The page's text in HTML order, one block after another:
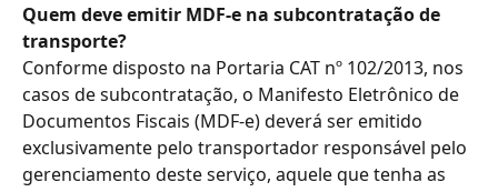
Quem deve emitir MDF-e na subcontratação de
transporte?
Conforme disposto na Portaria CAT nº 102/2013, nos
casos de subcontratação, o Manifesto Eletrônico de
Documentos Fiscais (MDF-e) deverá ser emitido
exclusivamente pelo transportador responsável pelo
gerenciamento deste serviço, aquele que tenha as